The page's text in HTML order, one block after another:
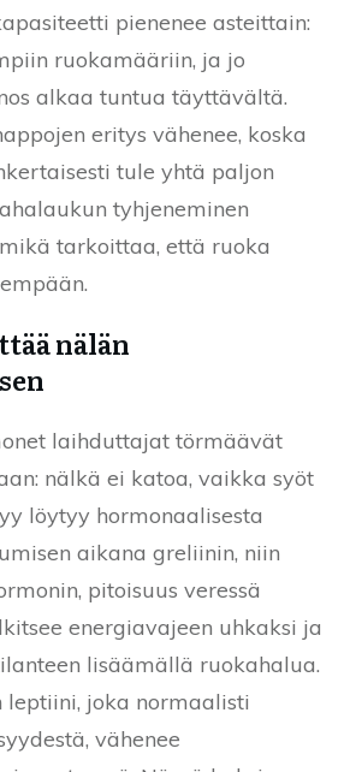
pienenee asteittain:
ruokamääriin, ja jo
alkaa tuntua täyttävältä.
eritys vähenee, koska
tule yhtä paljon
tyhjeneminen
tarkoittaa, että ruoka
nälän
laihduttajat törmäävät
nälkä ei katoa, vaikka syöt
löytyy hormonaalisesta
aikana greliinin, niin
pitoisuus veressä
energiavajeen uhkaksi ja
lisäämällä ruokahalua.
joka normaalisti
vähenee